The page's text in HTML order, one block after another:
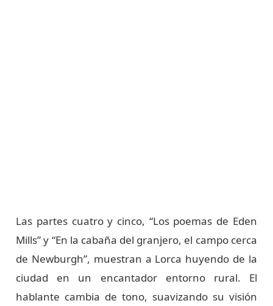
Las partes cuatro y cinco, “Los poemas de Eden
Mills” y “En la cabaña del granjero, el campo cerca
de Newburgh”, muestran a Lorca huyendo de la
ciudad en un encantador entorno rural. El
hablante cambia de tono, suavizando su visión